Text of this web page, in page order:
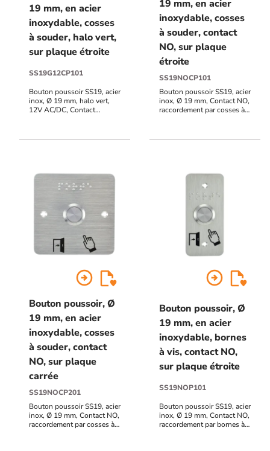
19 mm, en acier
inoxydable, cosses
à souder, halo vert,
sur plaque étroite
SS19G12CP101
Bouton poussoir SS19, acier
inox, Ø 19 mm, halo vert,
12V AC/DC, Contact
acier inox SSP101, 39,5 x
braille.
19 mm, en acier
inoxydable, cosses
à souder, contact
NO, sur plaque
étroite
SS19NOCP101
Bouton poussoir SS19, acier
inox, Ø 19 mm, Contact NO,
raccordement par cosses à
perçage Ø 19 mm,
arrow_circle_right
Bouton poussoir, Ø
19 mm, en acier
inoxydable, cosses
à souder, contact
NO, sur plaque
carrée
SS19NOCP201
Bouton poussoir SS19, acier
inox, Ø 19 mm, Contact NO,
raccordement par cosses à
arrow_circle_right
Bouton poussoir, Ø
19 mm, en acier
inoxydable, bornes
à vis, contact NO,
sur plaque étroite
SS19NOP101
Bouton poussoir SS19, acier
inox, Ø 19 mm, Contact NO,
raccordement par bornes à